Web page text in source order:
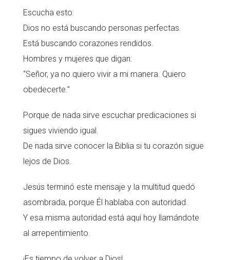
Escucha esto:
Dios no está buscando personas perfectas.
Está buscando corazones rendidos.
Hombres y mujeres que digan:
“Señor, ya no quiero vivir a mi manera. Quiero
obedecerte.”
Porque de nada sirve escuchar predicaciones si
sigues viviendo igual.
De nada sirve conocer la Biblia si tu corazón sigue
lejos de Dios.
Jesús terminó este mensaje y la multitud quedó
asombrada, porque Él hablaba con autoridad.
Y esa misma autoridad está aquí hoy llamándote
al arrepentimiento.